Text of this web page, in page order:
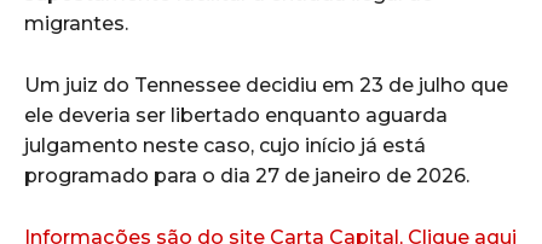
migrantes.
Um juiz do Tennessee decidiu em 23 de julho que
ele deveria ser libertado enquanto aguarda
julgamento neste caso, cujo início já está
programado para o dia 27 de janeiro de 2026.
Informações são do site Carta Capital, Clique aqui